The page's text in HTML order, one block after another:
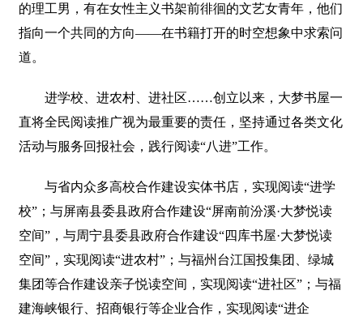
的理工男，有在女性主义书架前徘徊的文艺女青年，他们
指向一个共同的方向——在书籍打开的时空想象中求索问
道。
进学校、进农村、进社区……创立以来，大梦书屋一
直将全民阅读推广视为最重要的责任，坚持通过各类文化
活动与服务回报社会，践行阅读“八进”工作。
与省内众多高校合作建设实体书店，实现阅读“进学
校”；与屏南县委县政府合作建设“屏南前汾溪·大梦悦读
空间”，与周宁县委县政府合作建设“四库书屋·大梦悦读
空间”，实现阅读“进农村”；与福州台江国投集团、绿城
集团等合作建设亲子悦读空间，实现阅读“进社区”；与福
建海峡银行、招商银行等企业合作，实现阅读“进企